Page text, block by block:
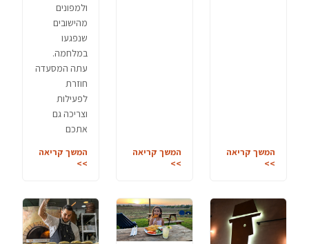
המשך קריאה
>>
המשך קריאה
>>
ולמפונים
מהישובים
שנפגעו
במלחמה.
עתה המסעדה
חוזרת
לפעילות
וצריכה גם
אתכם
המשך קריאה
>>